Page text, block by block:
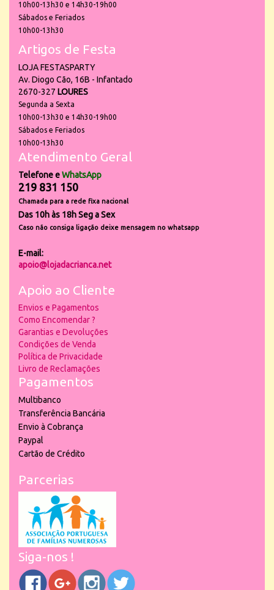
10h00-13h30 e 14h30-19h00
Sábados e Feriados
10h00-13h30
Artigos de Festa
LOJA FESTASPARTY
Av. Diogo Cão, 16B - Infantado
2670-327 LOURES
Segunda a Sexta
10h00-13h30 e 14h30-19h00
Sábados e Feriados
10h00-13h30
Atendimento Geral
Telefone eWhatsApp
219 831 150
Chamada para a rede fixa nacional
Das 10h às 18h Seg a Sex
Caso não consiga ligação deixe mensagem no whatsapp
E-mail:
apoio@lojadacrianca.net
Apoio ao Cliente
Envios e Pagamentos
Como Encomendar ?
Garantias e Devoluções
Condições de Venda
Política de Privacidade
Livro de Reclamações
Pagamentos
Multibanco
Transferência Bancária
Envio à Cobrança
Paypal
Cartão de Crédito
Parcerias
Siga-nos !